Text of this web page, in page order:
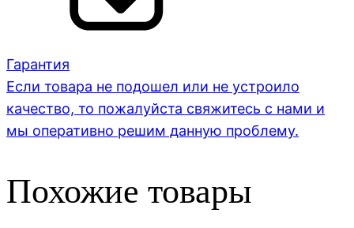
Гарантия
Если товара не подошел или не устроило
качество, то пожалуйста свяжитесь с нами и
мы оперативно решим данную проблему.
Похожие товары